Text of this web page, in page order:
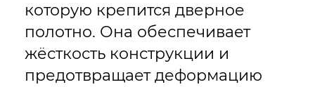
которую крепится дверное
полотно. Она обеспечивает
жёсткость конструкции и
предотвращает деформацию